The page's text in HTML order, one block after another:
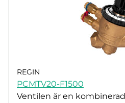
REGIN
PCMTV20-F1500
Ventilen är en kombinerad